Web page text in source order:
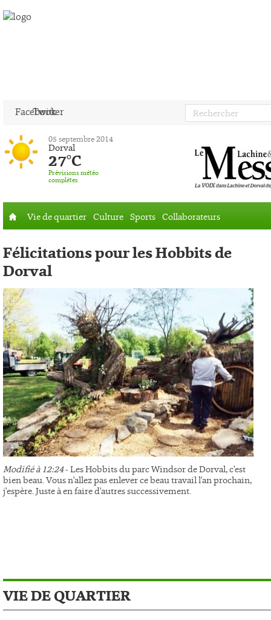
Facebook
Twitter
05 septembre 2014
Dorval
27°C
Prévisions météo
complètes
Vie de quartier Culture Sports Collaborateurs
Félicitations pour les Hobbits de
Dorval
Modifié à 12:24- Les Hobbits du parc Windsor de Dorval, c'est
bien beau. Vous n'allez pas enlever ce beau travail l'an prochain,
j'espère. Juste à en faire d'autres successivement.
VIE DE QUARTIER